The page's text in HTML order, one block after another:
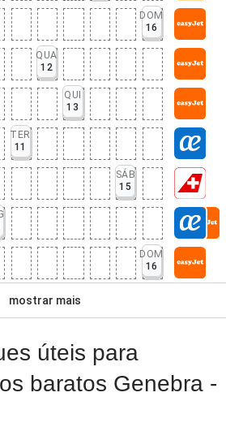
DOM
16
QUA
12
QUI
13
TER
11
SÁB
15
DOM
16
mostrar mais
úteis para
baratos Genebra -